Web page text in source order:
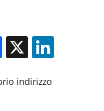
Facebook
X
indirizzo